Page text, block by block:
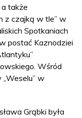
a także
z czajką w tle” w
Spotkaniach
postać Kaznodziei
Wśród
w
Grąbki była